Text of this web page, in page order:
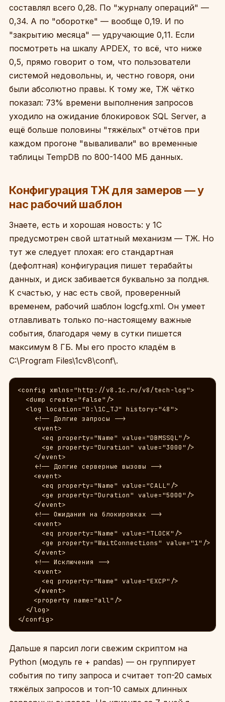
составлял всего 0,28. По "журналу операций" —
0,34. А по "оборотке" — вообще 0,19. И по
"закрытию месяца" — удручающие 0,11. Если
посмотреть на шкалу APDEX, то всё, что ниже
0,5, прямо говорит о том, что пользователи
системой недовольны, и, честно говоря, они
были абсолютно правы. К тому же, ТЖ чётко
показал: 73% времени выполнения запросов
уходило на ожидание блокировок SQL Server, а
ещё больше половины "тяжёлых" отчётов при
каждом прогоне "вываливали" во временные
таблицы TempDB по 800-1400 МБ данных.
Конфигурация ТЖ для замеров — у
нас рабочий шаблон
Знаете, есть и хорошая новость: у 1С
предусмотрен свой штатный механизм — ТЖ. Но
тут же следует плохая: его стандартная
(дефолтная) конфигурация пишет терабайты
данных, и диск забивается буквально за полдня.
К счастью, у нас есть свой, проверенный
временем, рабочий шаблон logcfg.xml. Он умеет
отлавливать только по-настоящему важные
события, благодаря чему в сутки пишется
максимум 8 ГБ. Мы его просто кладём в
C:\Program Files\1cv8\conf\.
<config xmlns="http://v8.1c.ru/v8/tech-log">
  <dump create="false"/>
  <log location="D:\1C_TJ" history="48">
    <!-- Долгие запросы -->
    <event>
      <eq property="Name" value="DBMSSQL"/>
      <ge property="Duration" value="3000"/>
    </event>
    <!-- Долгие серверные вызовы -->
    <event>
      <eq property="Name" value="CALL"/>
      <ge property="Duration" value="5000"/>
    </event>
    <!-- Ожидания на блокировках -->
    <event>
      <eq property="Name" value="TLOCK"/>
      <ge property="WaitConnections" value="1"/>
    </event>
    <!-- Исключения -->
    <event>
      <eq property="Name" value="EXCP"/>
    </event>
    <property name="all"/>
  </log>
</config>
Дальше я парсил логи свежим скриптом на
Python (модуль re + pandas) — он группирует
события по типу запроса и считает топ-20 самых
тяжёлых запросов и топ-10 самых длинных